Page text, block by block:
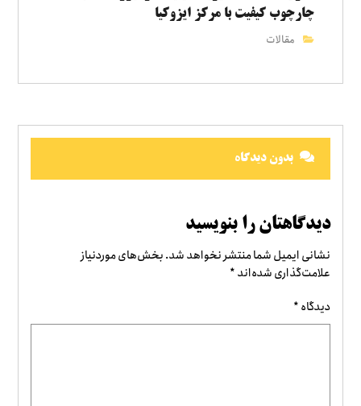
چارچوب کیفیت با مرکز ایزوکیا
مقالات
بدون دیدگاه
دیدگاهتان را بنویسید
نشانی ایمیل شما منتشر نخواهد شد.بخش‌های موردنیاز
علامت‌گذاری شده‌اند*
دیدگاه*